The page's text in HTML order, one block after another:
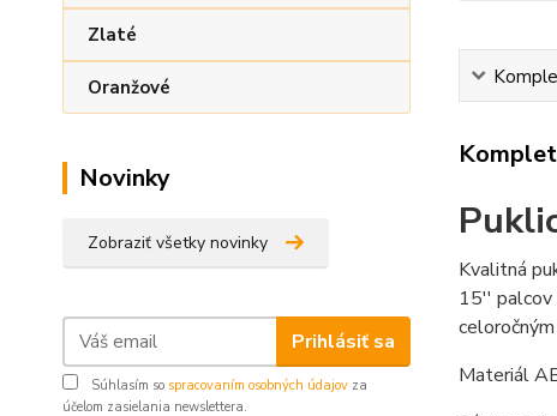
Zlaté
Oranžové
Novinky
Zobraziť všetky novinky
Prihlásiť sa
Súhlasím so spracovaním osobných údajov za
účelom zasielania newslettera.
Kvalitná
15'' palcov
Materiál